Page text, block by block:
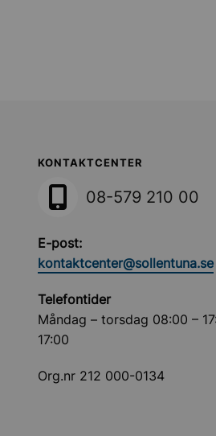
Sollentuna
KONTAKTCENTER
08-579 210 00
E-post:
kontaktcenter@sollentuna.se
Telefontider
Måndag – torsdag 08:00 –
17:00
Org.nr 212 000-0134